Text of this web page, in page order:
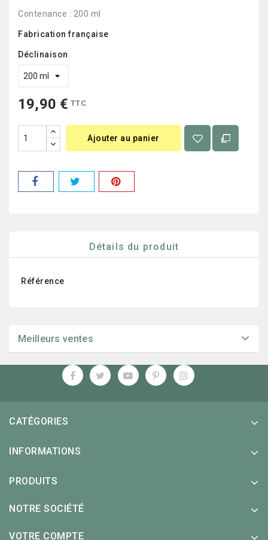
Contenance : 200 ml
Fabrication française
Déclinaison
19,90 € TTC
Ajouter au panier
Détails du produit
Référence
Meilleurs ventes
CATÉGORIES
INFORMATIONS
PRODUITS
NOTRE SOCIÉTÉ
VOTRE COMPTE